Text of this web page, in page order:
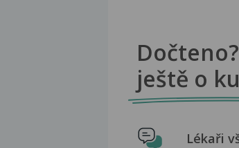
ještě o
Lékaři